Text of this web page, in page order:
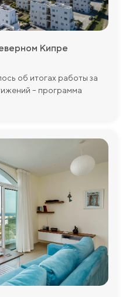
Кипре
об итогах работы за
– программа